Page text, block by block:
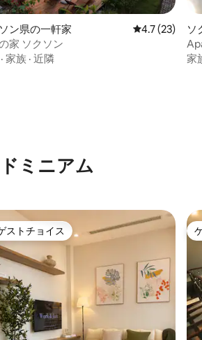
星中5.0つ星の平均評価
ン県の一軒家 レビュー23件
4.7 (23)
家 ソクソン
· 家族 · 近隣
ソ
家
ミニアム
評のゲストチョイスです。
ストチョイス